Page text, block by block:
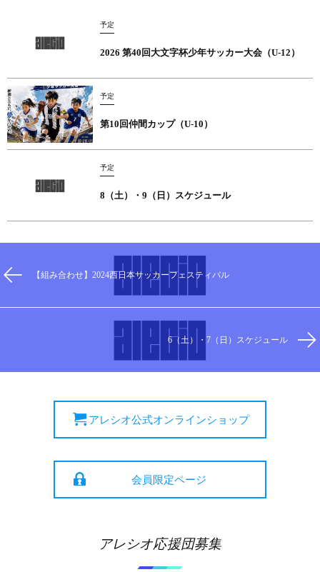
予定
2026 第40回大文字杯少年サッカー大会（U-12）
予定
第10回仲間カップ（U-10）
予定
8（土）・9（日）スケジュール
【組み合わせ】2024西日本サッカーフェスティバル
6（土）・7（日）スケジュール
アレシオ公式オンラインショップ
会員限定ページ
アレシオ応援団募集